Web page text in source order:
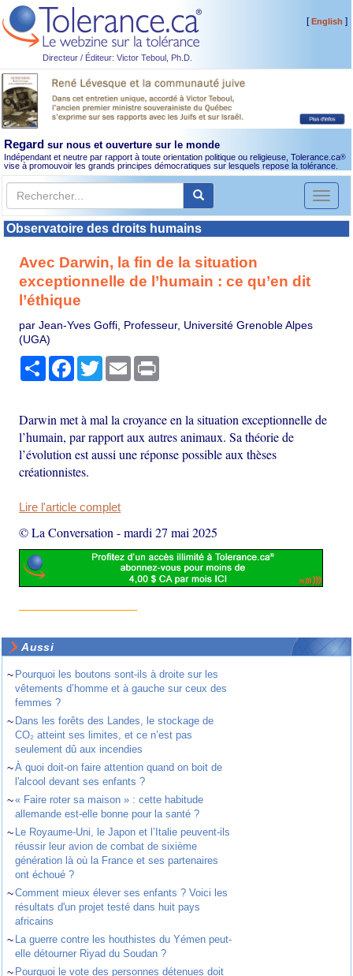
Directeur / Éditeur: Victor Teboul, Ph.D.
[English ]
Regard sur nous et ouverture sur le monde
Indépendant et neutre par rapport à toute orientation politique ou religieuse, Tolerance.ca®
vise à promouvoir les grands principes démocratiques sur lesquels repose la tolérance.
Toggle
Observatoire des droits humains
Avec Darwin, la fin de la situation
exceptionnelle de l’humain : ce qu’en dit
l’éthique
par Jean-Yves Goffi, Professeur, Université Grenoble Alpes
(UGA)
PartagerFacebook
TwitterEmail
Darwin met à mal la croyance en la situation exceptionnelle de
l’humain, par rapport aux autres animaux. Sa théorie de
l’évolution est aussi une réponse possible aux thèses
créationnistes.
Lire l'article complet
© La Conversation -mardi 27 mai 2025
Aussi
~ Pourquoi les boutons sont-ils à droite sur les
vêtements d’homme et à gauche sur ceux des
femmes ?
~ Dans les forêts des Landes, le stockage de
CO₂ atteint ses limites, et ce n’est pas
seulement dû aux incendies
~À quoi doit-on faire attention quand on boit de
l'alcool devant ses enfants ?
~« Faire roter sa maison » : cette habitude
allemande est-elle bonne pour la santé ?
~ Le Royaume-Uni, le Japon et l’Italie peuvent-ils
réussir leur avion de combat de sixième
génération là où la France et ses partenaires
ont échoué ?
~Comment mieux élever ses enfants ? Voici les
résultats d'un projet testé dans huit pays
africains
~ La guerre contre les houthistes du Yémen peut-
elle détourner Riyad du Soudan ?
~ Pourquoi le vote des personnes détenues doit